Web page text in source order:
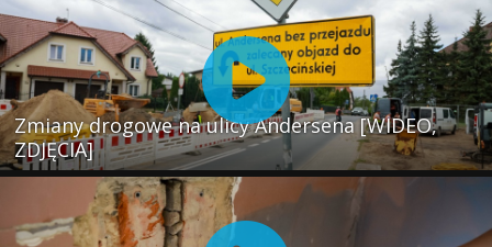
Zmiany drogowe na ulicy Andersena [WIDEO,
ZDJĘCIA]